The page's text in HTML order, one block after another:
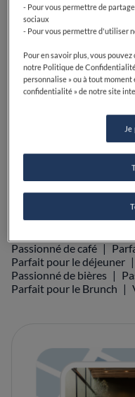
VOIR SUR LA CARTE
VISIT WEBSITE
Guides
ÉQUIPEMENTS
Passionné de café
Parfait pour le déjeuner
Passionné de bières
Parfait pour le Brunch
- Pour vous permettre de
sociaux
- Pour vous permettre d'utiliser
Pour en savoir plus, vous
notre Politique de
personnalise » ou à tout
confidentialité » de notre site